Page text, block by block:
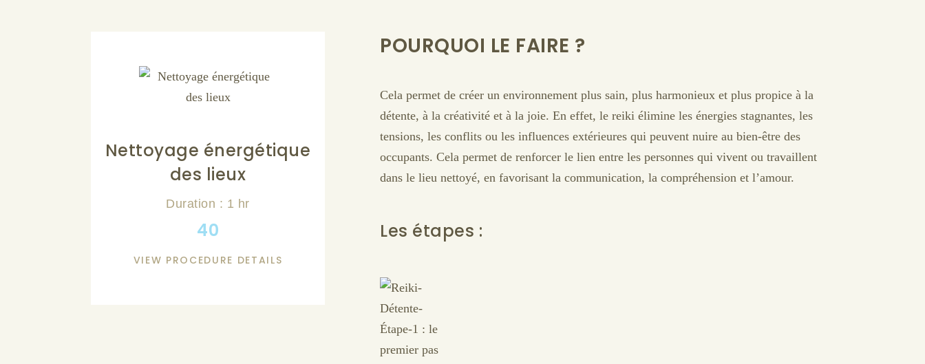
Nettoyage énergétique
des lieux
Duration : 1 hr
40
VIEW PROCEDURE DETAILS
POURQUOI LE FAIRE ?
Cela permet de créer un environnement plus sain, plus harmonieux et plus propice à la
détente, à la créativité et à la joie. En effet, le reiki élimine les énergies stagnantes, les
tensions, les conflits ou les influences extérieures qui peuvent nuire au bien-être des
occupants. Cela permet de renforcer le lien entre les personnes qui vivent ou travaillent
dans le lieu nettoyé, en favorisant la communication, la compréhension et l’amour.
Les étapes :